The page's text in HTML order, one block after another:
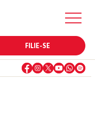
FILIE-SE